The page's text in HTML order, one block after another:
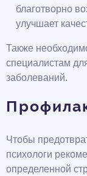
благотворно
улучшает
Также
специалистам
заболеваний.
Чтобы
психологи
определенной